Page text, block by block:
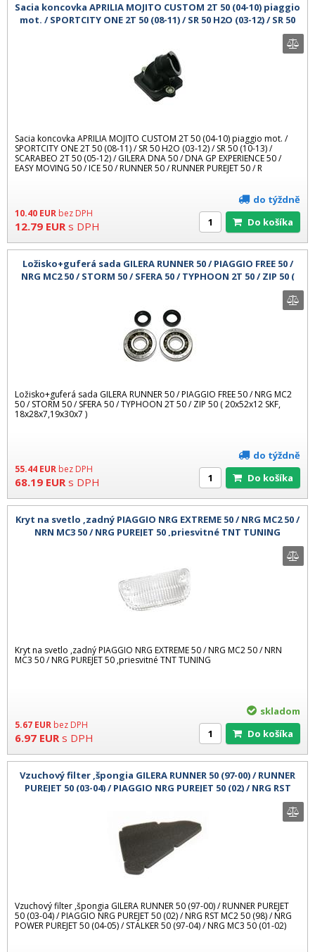
Sacia koncovka APRILIA MOJITO CUSTOM 2T 50 (04-10) piaggio
mot. / SPORTCITY ONE 2T 50 (08-11) / SR 50 H2O (03-12) / SR 50
Sacia koncovka APRILIA MOJITO CUSTOM 2T 50 (04-10) piaggio mot. /
SPORTCITY ONE 2T 50 (08-11) / SR 50 H2O (03-12) / SR 50 (10-13) /
SCARABEO 2T 50 (05-12) / GILERA DNA 50 / DNA GP EXPERIENCE 50 /
EASY MOVING 50 / ICE 50 / RUNNER 50 / RUNNER PUREJET 50 / R
10.40 EUR bez DPH
12.79 EUR s DPH
do týždně
Do košíka
Ložisko+guferá sada GILERA RUNNER 50 / PIAGGIO FREE 50 /
NRG MC2 50 / STORM 50 / SFERA 50 / TYPHOON 2T 50 / ZIP 50 (
Ložisko+guferá sada GILERA RUNNER 50 / PIAGGIO FREE 50 / NRG MC2
50 / STORM 50 / SFERA 50 / TYPHOON 2T 50 / ZIP 50 ( 20x52x12 SKF,
18x28x7,19x30x7 )
55.44 EUR bez DPH
68.19 EUR s DPH
do týždně
Do košíka
Kryt na svetlo ,zadný PIAGGIO NRG EXTREME 50 / NRG MC2 50 /
NRN MC3 50 / NRG PUREJET 50 ,priesvitné TNT TUNING
Kryt na svetlo ,zadný PIAGGIO NRG EXTREME 50 / NRG MC2 50 / NRN
MC3 50 / NRG PUREJET 50 ,priesvitné TNT TUNING
5.67 EUR bez DPH
6.97 EUR s DPH
skladom
Do košíka
Vzuchový filter ,špongia GILERA RUNNER 50 (97-00) / RUNNER
PUREJET 50 (03-04) / PIAGGIO NRG PUREJET 50 (02) / NRG RST
Vzuchový filter ,špongia GILERA RUNNER 50 (97-00) / RUNNER PUREJET
50 (03-04) / PIAGGIO NRG PUREJET 50 (02) / NRG RST MC2 50 (98) / NRG
POWER PUREJET 50 (04-05) / STALKER 50 (97-04) / NRG MC3 50 (01-02)